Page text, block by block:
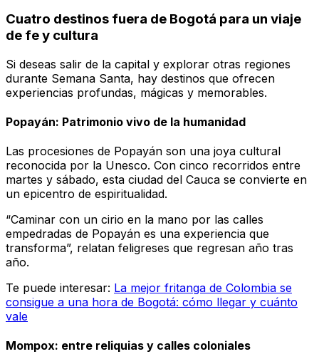
Cuatro destinos fuera de Bogotá para un viaje
de fe y cultura
Si deseas salir de la capital y explorar otras regiones
durante Semana Santa, hay destinos que ofrecen
experiencias profundas, mágicas y memorables.
Popayán: Patrimonio vivo de la humanidad
Las procesiones de Popayán son una joya cultural
reconocida por la Unesco. Con cinco recorridos entre
martes y sábado, esta ciudad del Cauca se convierte en
un epicentro de espiritualidad.
“Caminar con un cirio en la mano por las calles
empedradas de Popayán es una experiencia que
transforma”, relatan feligreses que regresan año tras
año.
Te puede interesar: La mejor fritanga de Colombia se
consigue a una hora de Bogotá: cómo llegar y cuánto
vale
Mompox: entre reliquias y calles coloniales